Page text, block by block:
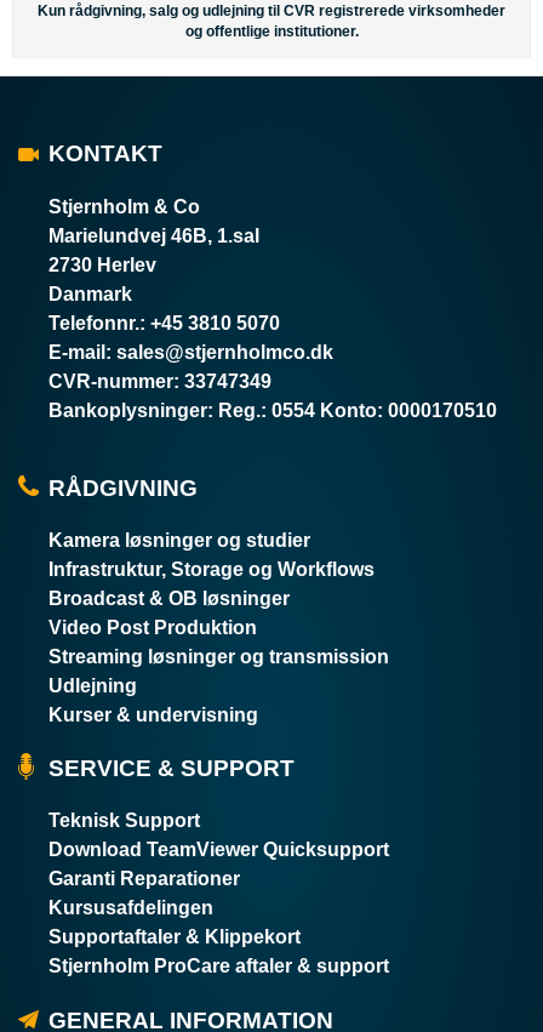
Kun rådgivning, salg og udlejning til CVR registrerede virksomheder
og offentlige institutioner.
KONTAKT
Stjernholm & Co
Marielundvej 46B, 1.sal
2730 Herlev
Danmark
Telefonnr.: +45 3810 5070
E-mail : sales@stjernholmco.dk
CVR-nummer: 33747349
Bankoplysninger: Reg.: 0554 Konto: 0000170510
RÅDGIVNING
Kamera løsninger og studier
Infrastruktur, Storage og Workflows
Broadcast & OB løsninger
Video Post Produktion
Streaming løsninger og transmission
Udlejning
Kurser & undervisning
SERVICE & SUPPORT
Teknisk Support
Download TeamViewer Quicksupport
Garanti Reparationer
Kursusafdelingen
Supportaftaler & Klippekort
Stjernholm ProCare aftaler & support
GENERAL INFORMATION